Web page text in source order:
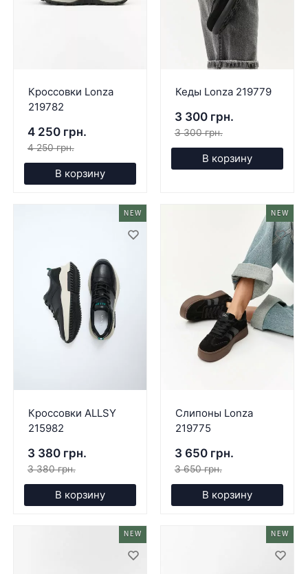
Кроссовки Lonza
219782
4 250 грн.
4 250 грн.
В корзину
Кеды Lonza 219779
3 300 грн.
3 300 грн.
В корзину
NEW
Кроссовки ALLSY
215982
3 380 грн.
3 380 грн.
В корзину
NEW
Слипоны Lonza
219775
3 650 грн.
3 650 грн.
В корзину
NEW NEW